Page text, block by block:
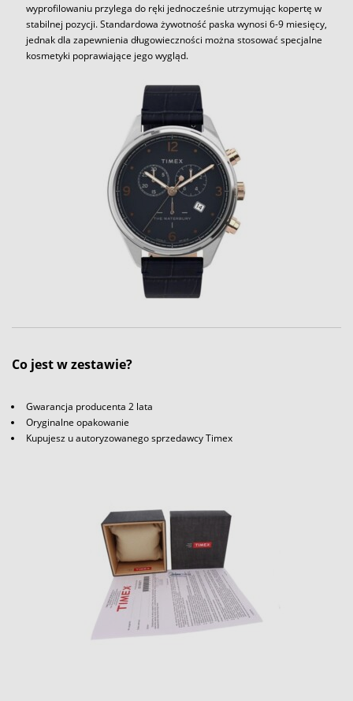
wyprofilowaniu przylega do ręki jednocześnie utrzymując kopertę w
stabilnej pozycji. Standardowa żywotność paska wynosi 6-9 miesięcy,
jednak dla zapewnienia długowieczności można stosować specjalne
kosmetyki poprawiające jego wygląd.
Co jest w zestawie?
Gwarancja producenta 2 lata
Oryginalne opakowanie
Kupujesz u autoryzowanego sprzedawcy Timex